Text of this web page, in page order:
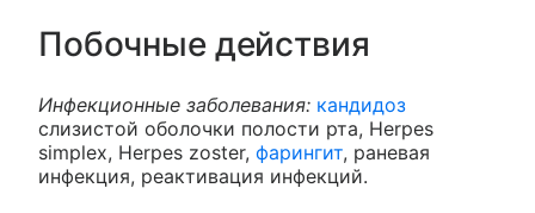
Побочные действия
Инфекционные заболевания: кандидоз
слизистой оболочки полости рта, Herpes
simplex, Herpes zoster, фарингит, раневая
инфекция, реактивация инфекций.